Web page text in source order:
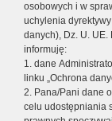
osobowych i w
uchylenia
danych), Dz. U.
informuję:
1. dane
linku „Ochrona
2. Pana/Pani dane
celu udostępniania